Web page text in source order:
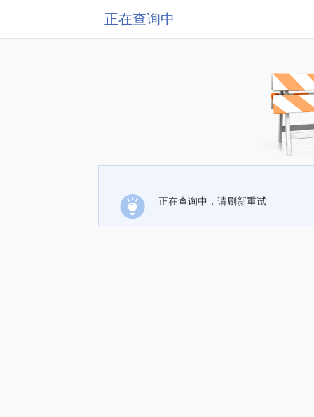
正在查询中
正在查询中，请刷新重试